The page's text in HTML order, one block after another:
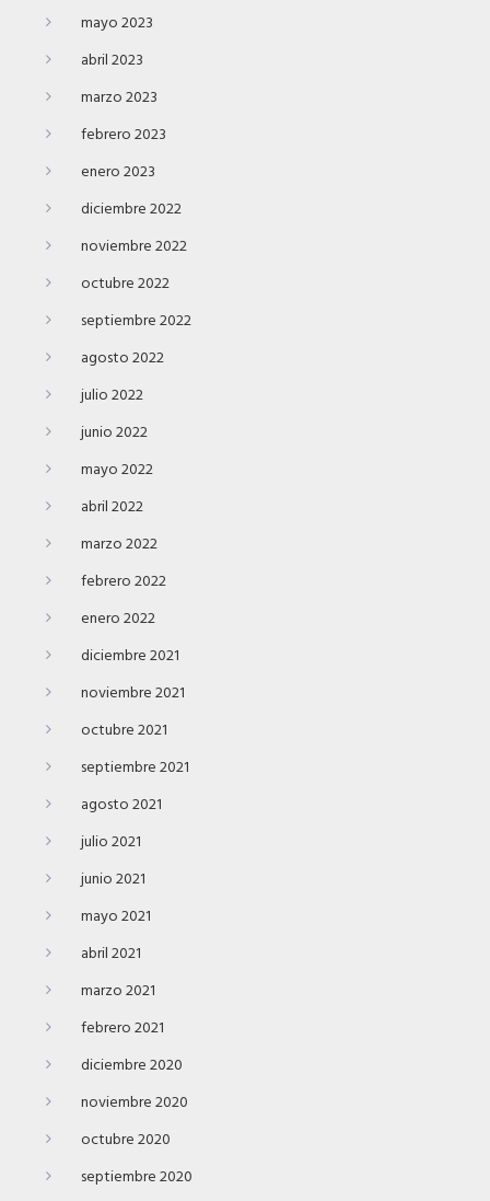
mayo 2023
abril 2023
marzo 2023
febrero 2023
enero 2023
diciembre 2022
noviembre 2022
octubre 2022
septiembre 2022
agosto 2022
julio 2022
junio 2022
mayo 2022
abril 2022
marzo 2022
febrero 2022
enero 2022
diciembre 2021
noviembre 2021
octubre 2021
septiembre 2021
agosto 2021
julio 2021
junio 2021
mayo 2021
abril 2021
marzo 2021
febrero 2021
diciembre 2020
noviembre 2020
octubre 2020
septiembre 2020